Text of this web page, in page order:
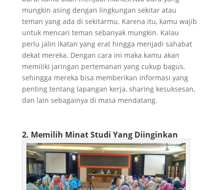
mungkin asing dengan lingkungan sekitar atau
teman yang ada di sekitarmu. Karena itu, kamu wajib
untuk mencari teman sebanyak mungkin. Kalau
perlu jalin ikatan yang erat hingga menjadi sahabat
dekat mereka. Dengan cara ini maka kamu akan
memiliki jaringan pertemanan yang cukup bagus,
sehingga mereka bisa memberikan informasi yang
penting tentang lapangan kerja, sharing kesuksesan,
dan lain sebagainya di masa mendatang.
2. Memilih Minat Studi Yang Diinginkan